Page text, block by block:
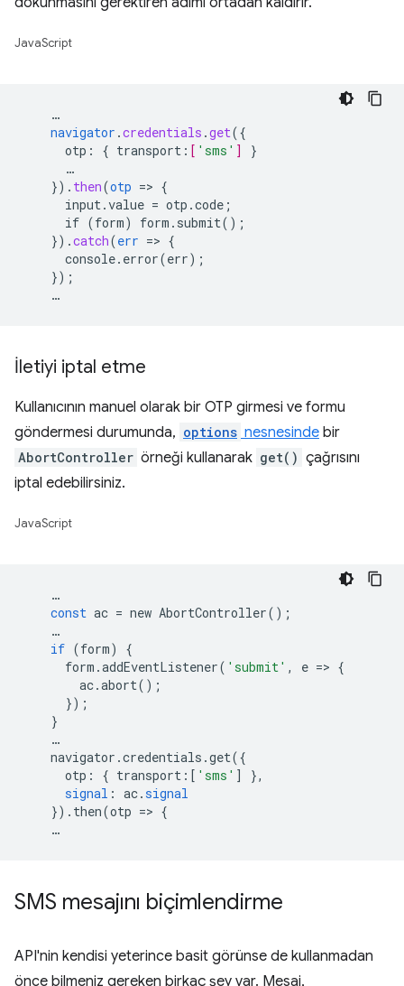
JavaScript
…
navigator .credentials .get({
otp : { transport : [ 'sms' ]
}
…
}) . then(otp => {
input.value = otp.code ;
if (form) form.submit() ;
}) .catch(err => {
console.error(err) ;
});
…
İletiyi iptal etme
Kullanıcının manuel olarak bir OTP girmesi ve formu
göndermesi durumunda, options nesnesinde bir
AbortController örneği kullanarak get() çağrısını
iptal edebilirsiniz.
JavaScript
…
const ac = new AbortController();
…
if (form)
{
form .addEventListener( 'submit' , e => {
ac.abort();
});
}
…
navigator .credentials .get({
otp : { transport :[ 'sms' ]
},
signal : ac.signal
}) . then(otp => {
…
SMS mesajını biçimlendirme
API'nin kendisi yeterince basit görünse de kullanmadan
önce bilmeniz gereken birkaç şey var. Mesaj,